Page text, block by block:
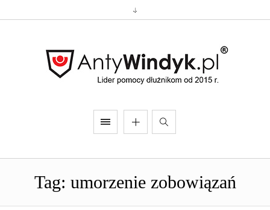
Tag: umorzenie zobowiązań